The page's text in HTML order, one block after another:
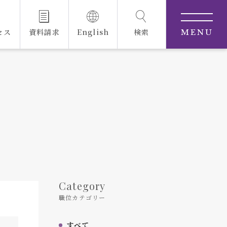
ス 資料請求 English 検索 MENU
Category
職位カテゴリー
すべて